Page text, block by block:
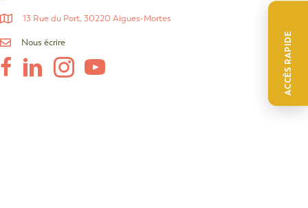
ACCÈS RAPIDE
13 Rue du Port, 30220 Aigues-Mortes
Nous écrire